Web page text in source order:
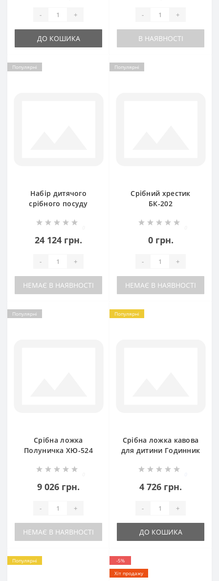
- +
ДО КОШИКА
- +
В НАЯВНОСТІ
Популярні
Набір дитячого
срібного посуду
ХЮ-080522/080492
24 124 грн.
- +
НЕМАЄ В НАЯВНОСТІ
Популярні
Срібний хрестик
БК-202
0 грн.
- +
НЕМАЄ В НАЯВНОСТІ
Популярні
Срібна ложка
Полуничка ХЮ-524
9 026 грн.
- +
НЕМАЄ В НАЯВНОСТІ
Популярні
Срібна ложка кавова
для дитини Годинник
4 726 грн.
- +
ДО КОШИКА
Популярні
-5%
Хіт продажу